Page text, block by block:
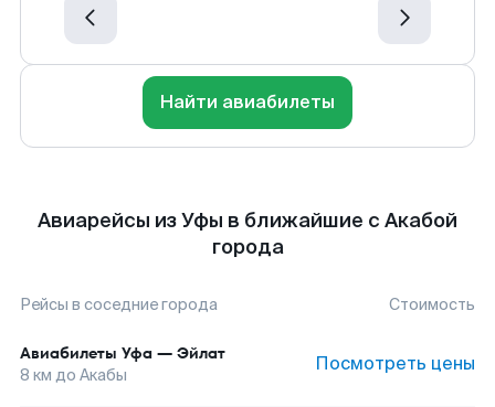
Найти авиабилеты
Авиарейсы из Уфы в ближайшие с Акабой
города
Рейсы в соседние города Стоимость
Авиабилеты Уфа — Эйлат
8 км до Акабы Посмотреть цены